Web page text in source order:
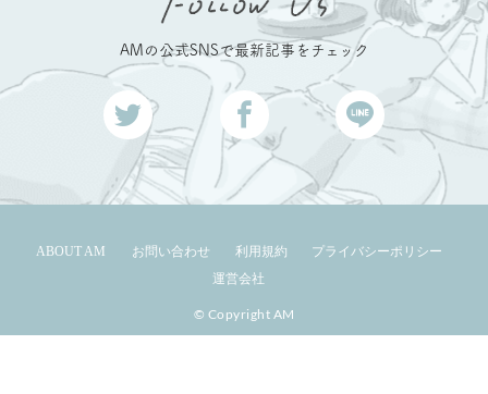
AMの公式SNSで最新記事をチェック
ABOUT AM お問い合わせ 利用規約
プライバシーポリシー
運営会社
© Copyright AM